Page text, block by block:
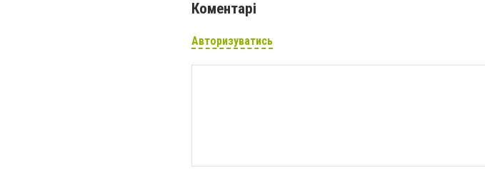
Коментарі
Авторизуватись